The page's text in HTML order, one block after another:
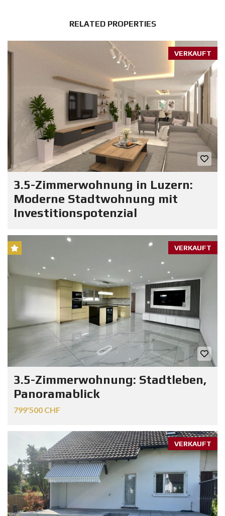
RELATED PROPERTIES
VERKAUFT
3.5-Zimmerwohnung in Luzern:
Moderne Stadtwohnung mit
Investitionspotenzial
VERKAUFT
3.5-Zimmerwohnung: Stadtleben,
Panoramablick
799'500 CHF
VERKAUFT